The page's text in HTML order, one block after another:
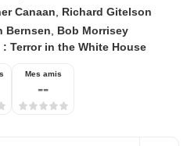
Canaan
Richard Gitelson
Bernsen
Bob Morrisey
Terror in the White House
Mes amis
--